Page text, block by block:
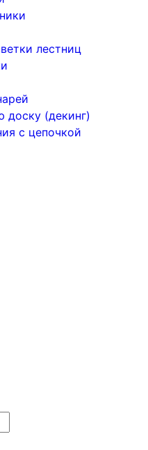
лестниц
доску (декинг)
с цепочкой